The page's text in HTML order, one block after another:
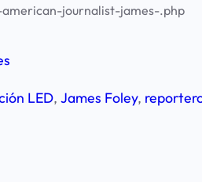
journalist-james-.php
LED, James Foley,